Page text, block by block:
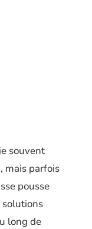
souvent
mais parfois
pousse
long de